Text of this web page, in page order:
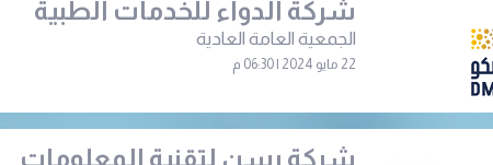
شركة الدواء للخدمات الطبية
الجمعية العامة العادية
22 مايو 2024 | 06:30 م
شركة رسن لتقنية المعلومات